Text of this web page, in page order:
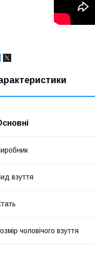
взуття
чоловічого взуття